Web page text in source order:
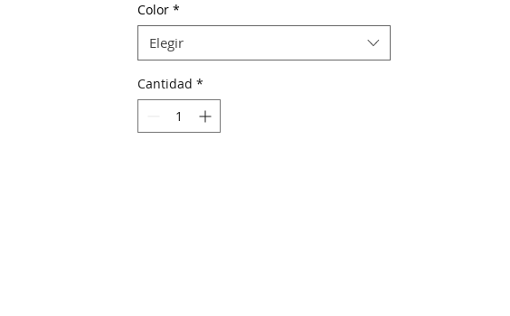
con otros colores y para arte en 3D combinado
con DUAL UV POWDER
Color *
Elegir
Cantidad *